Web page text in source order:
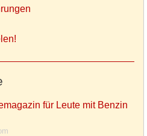
für Leute mit Benzin